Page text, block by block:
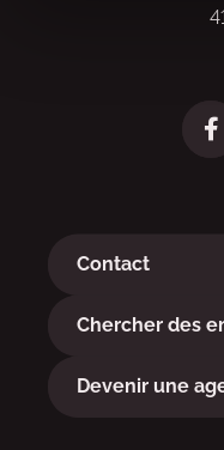
Contact
Chercher des
Devenir une